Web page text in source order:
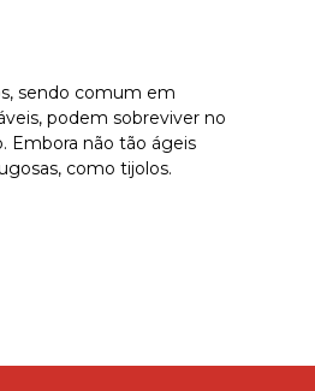
sendo comum em
podem sobreviver no
Embora não tão ágeis
como tijolos.